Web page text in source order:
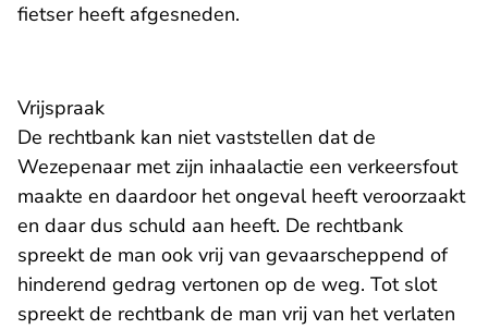
fietser heeft afgesneden.
Vrijspraak
De rechtbank kan niet vaststellen dat de
Wezepenaar met zijn inhaalactie een verkeersfout
maakte en daardoor het ongeval heeft veroorzaakt
en daar dus schuld aan heeft. De rechtbank
spreekt de man ook vrij van gevaarscheppend of
hinderend gedrag vertonen op de weg. Tot slot
spreekt de rechtbank de man vrij van het verlaten